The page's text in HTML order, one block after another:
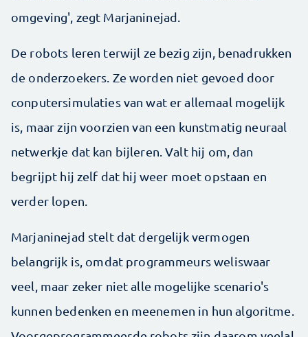
omgeving', zegt Marjaninejad.
De robots leren terwijl ze bezig zijn, benadrukken
de onderzoekers. Ze worden niet gevoed door
conputersimulaties van wat er allemaal mogelijk
is, maar zijn voorzien van een kunstmatig neuraal
netwerkje dat kan bijleren. Valt hij om, dan
begrijpt hij zelf dat hij weer moet opstaan en
verder lopen.
Marjaninejad stelt dat dergelijk vermogen
belangrijk is, omdat programmeurs weliswaar
veel, maar zeker niet alle mogelijke scenario's
kunnen bedenken en meenemen in hun algoritme.